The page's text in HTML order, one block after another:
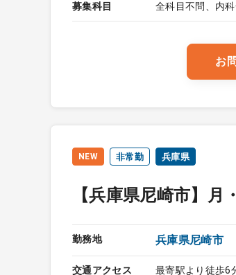
募集科目 全科目不問、内
お
NEW 非常勤 兵庫県
【兵庫県尼崎市】
勤務地 兵庫県尼崎市
交通アクセス 最寄駅より徒歩6